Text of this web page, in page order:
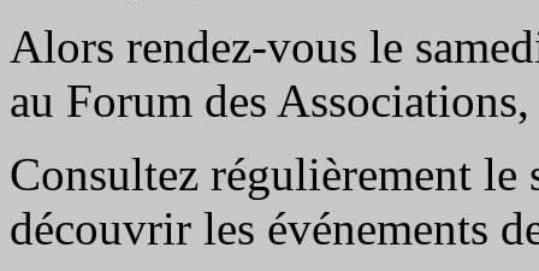
Alors rendez-vous le
au Forum des
Consultez régulièrement le
découvrir les événements